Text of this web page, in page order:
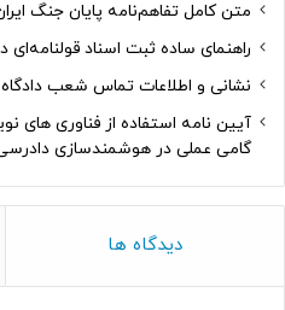
متن کامل تفاهم‌نامه پایان جنگ
راهنمای ساده ثبت اسناد
نشانی و اطلاعات تماس شعب
آیین نامه استفاده از فناوری
گامی عملی در هوشمندسازی
دیدگاه ها